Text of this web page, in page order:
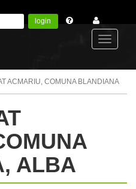
login
ACMARIU, COMUNA BLANDIANA
ALBA